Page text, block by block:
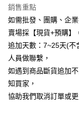
匯豐（台灣）商業銀行
聯邦商業銀行
元大商業銀行
台新國際商業銀行
台灣樂天信用卡公司
臺灣中小企業銀行
匯豐（台灣）商業銀
聯邦商業銀行
元大商業銀行
玉山商業銀行
台灣樂天信用卡公司
上海商業儲蓄銀行
國泰世華商業銀行
臺灣中小企業銀行
匯豐（台灣）商業銀行
聯邦商業銀行
元大商業銀行
玉山商業銀行
台新國際商業銀行
Apple Pay
街口支付
悠遊付
全盈+PAY
AFTEE先享後付
相關說明
銷售重點
如需批發、團購、企
賣場採【現貨+預購】
追加天數：7~25天(不
人員做聯繫，
如遇到商品斷貨追加
知買家，
協助我們取消訂單或